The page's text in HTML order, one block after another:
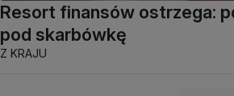
Resort finansów ostrzega:
pod skarbówkę
Z KRAJU